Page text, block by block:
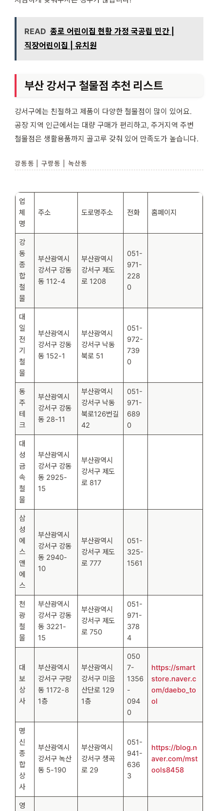
READ 종로 어린이집 현황 가정 국공립 민간 |
직장어린이집 | 유치원
부산 강서구 철물점 추천 리스트
강서구에는 친절하고 제품이 다양한 철물점이 많이 있어요.
공장 지역 인근에서는 대량 구매가 편리하고, 주거지역 주변
철물점은 생활용품까지 골고루 갖춰 있어 만족도가 높습니다.
강동동 | 구랑동 | 녹산동
업
체
명
주소 도로명주소 전화 홈페이지
강
동
종
합
철
물
부산광역시
강서구 강동
동 112-4
부산광역시
강서구 제도
로 1208
051-
971-
228
0
대
일
전
기
철
물
부산광역시
강서구 강동
동 152-1
부산광역시
강서구 낙동
북로 51
051-
972-
739
0
동
주
테
크
부산광역시
강서구 강동
동 28-11
부산광역시
강서구 낙동
북로126번길
42
051-
971-
689
0
대
성
금
속
철
물
부산광역시
강서구 강동
동 2925-
15
부산광역시
강서구 제도
로 817
삼
성
에
스
앤
에
스
부산광역시
강서구 강동
동 2940-
10
부산광역시
강서구 제도
로 777
051-
325-
1561
천
광
철
물
부산광역시
강서구 강동
동 3221-
15
부산광역시
강서구 제도
로 750
051-
971-
378
4
대
보
상
사
부산광역시
강서구 구랑
동 1172-8
1층
부산광역시
강서구 미음
산단로 129
1층
050
7-
1356
-
094
0
https://smart
store.naver.c
om/daebo_to
ol
명
신
종
합
상
사
부산광역시
강서구 녹산
동 5-190
부산광역시
강서구 생곡
로 29
051-
941-
636
3
https://blog.n
aver.com/mst
ools8458
영